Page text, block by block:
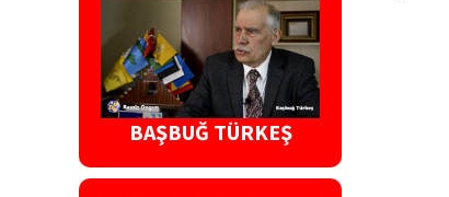
BAŞBUĞ TÜRKEŞ